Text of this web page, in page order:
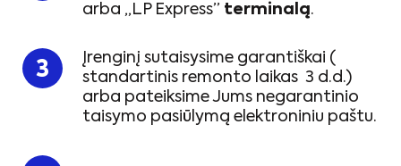
arba „LP Express” terminalą.
Įrenginį sutaisysime garantiškai (
standartinis remonto laikas 3 d.d.)
arba pateiksime Jums negarantinio
taisymo pasiūlymą elektroniniu paštu.